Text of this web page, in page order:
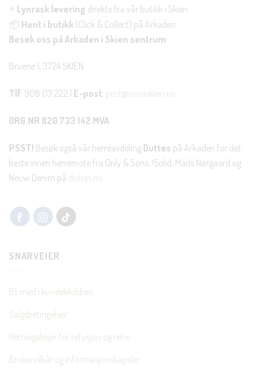
⚡ Lynrask levering direkte fra vår butikk i Skien.
📦 Hent i butikk (Click & Collect) på Arkaden.
Besøk oss på Arkaden i Skien sentrum
Bruene 1, 3724 SKIEN
Tlf: 908 03 222 | E-post: post@noraskien.no
ORG.NR 820 733 142 MVA
PSST! Besøk også vår herreavdeling Duttes på Arkaden for det
beste innen herremote fra Only & Sons, !Solid, Mads Nørgaard og
Neuw Denim på duttes.no
SNARVEIER
Bli med i kundeklubben
Salgsbetingelser
Retningslinjer for refusjon og retur
Brukervilkår og informasjonskapsler